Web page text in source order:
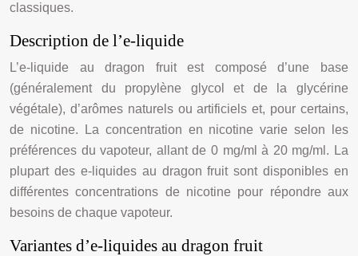
classiques.
Description de l’e-liquide
L’e-liquide au dragon fruit est composé d’une base
(généralement du propylène glycol et de la glycérine
végétale), d’arômes naturels ou artificiels et, pour certains,
de nicotine. La concentration en nicotine varie selon les
préférences du vapoteur, allant de 0 mg/ml à 20 mg/ml. La
plupart des e-liquides au dragon fruit sont disponibles en
différentes concentrations de nicotine pour répondre aux
besoins de chaque vapoteur.
Variantes d’e-liquides au dragon fruit